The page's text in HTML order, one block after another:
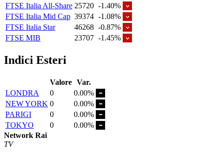
FTSE Italia All-Share 25720 -1.40%
FTSE Italia Mid Cap 39374 -1.08%
FTSE Italia Star
46268 -0.87%
FTSE MIB
23707 -1.45%
Indici Esteri
Valore Var.
LONDRA
0
0.00%
NEW YORK 0
0.00%
PARIGI
0
0.00%
TOKYO
0
0.00%
Network Rai
TV